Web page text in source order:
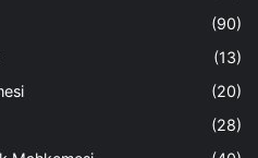
(90)
(13)
(20)
(28)